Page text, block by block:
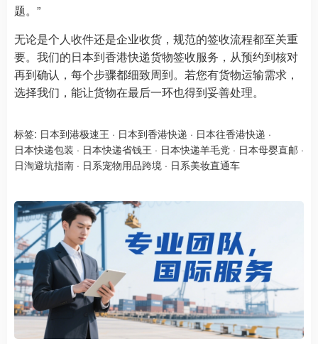
题。”
无论是个人收件还是企业收货，规范的签收流程都至关重
要。我们的日本到香港快递货物签收服务，从预约到核对
再到确认，每个步骤都细致周到。若您有货物运输需求，
选择我们，能让货物在最后一环也得到妥善处理。
标签: 日本到港极速王 · 日本到香港快递 · 日本往香港快递 ·
日本快递包装 · 日本快递省钱王 · 日本快递羊毛党 · 日本母婴直邮 ·
日淘避坑指南 · 日系宠物用品跨境 · 日系美妆直通车